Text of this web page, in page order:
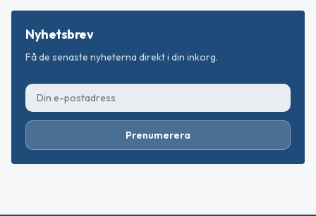
Nyhetsbrev
Få de senaste nyheterna direkt i din inkorg.
Prenumerera